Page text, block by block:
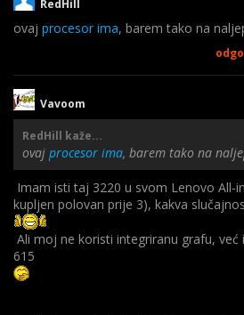
RedHill
ovaj procesor ima, barem tako na
Vavoom
RedHill kaže...
ovaj procesor ima, barem tako na
Imam isti taj 3220 u svom Lenovo All-
kupljen polovan prije 3), kakva
Ali moj ne koristi integriranu grafu, već
615